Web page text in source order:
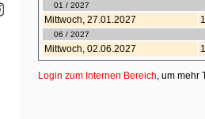
01 / 2027
Mittwoch, 27.01.2027
06 / 2027
Mittwoch, 02.06.2027
Login zum Internen Bereich, um mehr